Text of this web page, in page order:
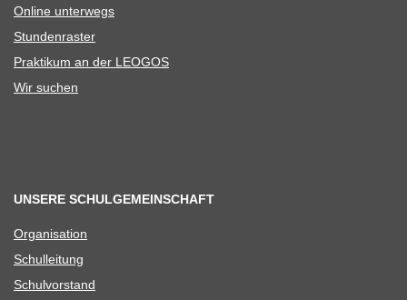
Online unter­wegs
Stun­den­ras­ter
Prak­ti­kum an der LEOGOS
Wir suchen
UNSERE SCHULGEMEINSCHAFT
Orga­ni­sa­tion
Schul­lei­tung
Schul­vor­stand